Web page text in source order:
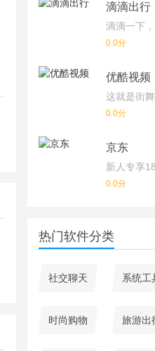
滴滴出行
滴滴一下
0.0分
优酷视频
这就是街
0.0分
京东
新人专享
0.0分
热门软件分类
社交聊天 系统工
时尚购物 旅游出